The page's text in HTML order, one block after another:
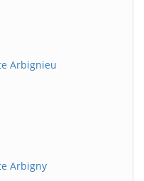
Arbignieu
Arbigny